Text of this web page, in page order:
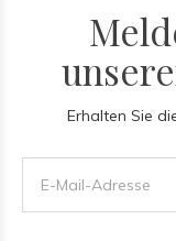
Erhalten Sie